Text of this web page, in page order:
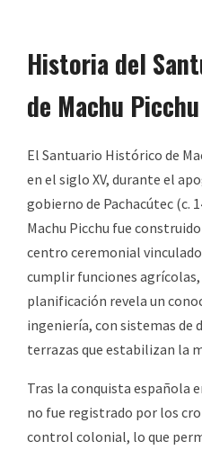
Historia del
de Machu Picchu
El Santuario Histórico de
en el siglo XV, durante el
gobierno de Pachacútec (c.
Machu Picchu fue
centro ceremonial
cumplir funciones
planificación revela un
ingeniería, con sistemas de
terrazas que estabilizan la
Tras la conquista española
no fue registrado por los
control colonial, lo que